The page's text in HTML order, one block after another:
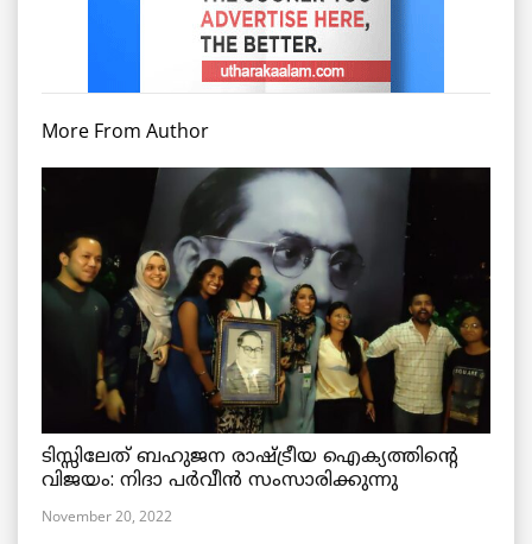
More From Author
ടിസ്സിലേത് ബഹുജന രാഷ്ട്രീയ ഐക്യത്തിന്റെ
വിജയം: നിദാ പർവീൻ സംസാരിക്കുന്നു
November 20, 2022